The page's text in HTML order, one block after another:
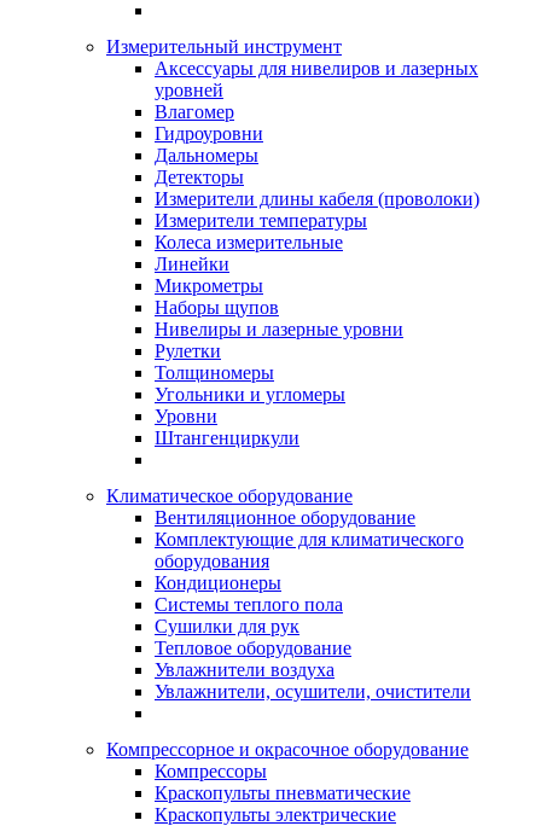
Измерительный инструмент
Аксессуары для нивелиров и лазерных
уровней
Влагомер
Гидроуровни
Дальномеры
Детекторы
Измерители длины кабеля (проволоки)
Измерители температуры
Колеса измерительные
Линейки
Микрометры
Наборы щупов
Нивелиры и лазерные уровни
Рулетки
Толщиномеры
Угольники и угломеры
Уровни
Штангенциркули
Климатическое оборудование
Вентиляционное оборудование
Комплектующие для климатического
оборудования
Кондиционеры
Системы теплого пола
Сушилки для рук
Тепловое оборудование
Увлажнители воздуха
Увлажнители, осушители, очистители
Компрессорное и окрасочное оборудование
Компрессоры
Краскопульты пневматические
Краскопульты электрические